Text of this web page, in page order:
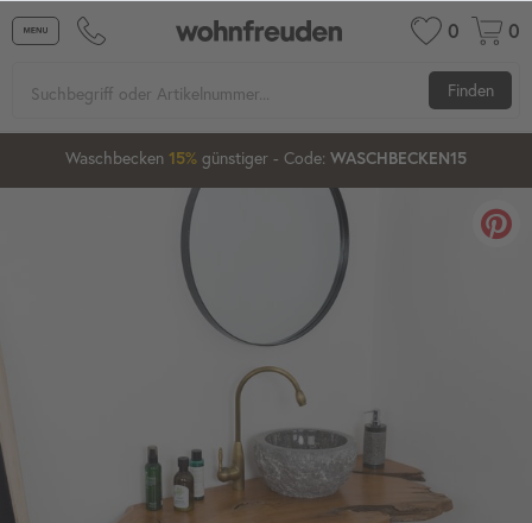
0 0
Finden
1 04 06 32
Waschbecken 15% günstiger - Code: WASCHBECKEN15
20%